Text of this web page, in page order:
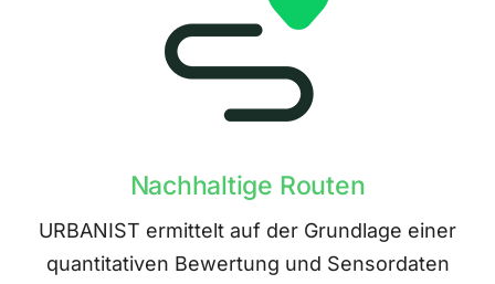
Nachhaltige Routen
URBANIST ermittelt auf der Grundlage einer
quantitativen Bewertung und Sensordaten